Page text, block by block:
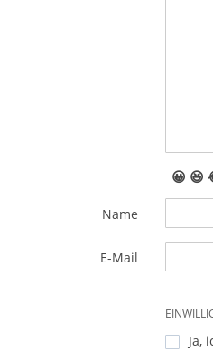
😀 😆
Name
E-Mail
Ja,